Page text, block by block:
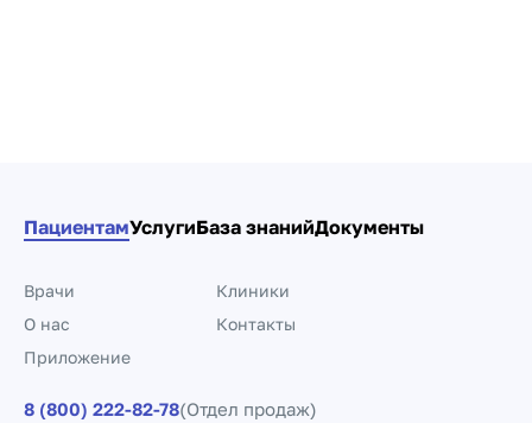
ПациентамУслугиБаза знанийДокументы
Врачи
Клиники
О нас
Контакты
Приложение
8 (800) 222-82-78(Отдел продаж)